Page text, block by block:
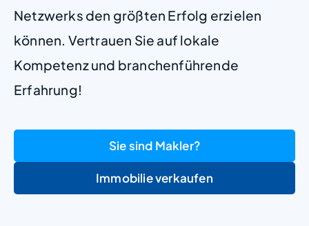
Netzwerks den größten Erfolg erzielen
können. Vertrauen Sie auf lokale
Kompetenz und branchenführende
Erfahrung!
Sie sind Makler?
Immobilie verkaufen